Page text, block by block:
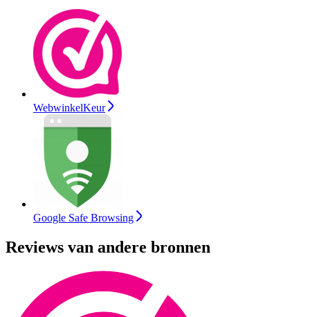
WebwinkelKeur
Google Safe Browsing
Reviews van andere bronnen